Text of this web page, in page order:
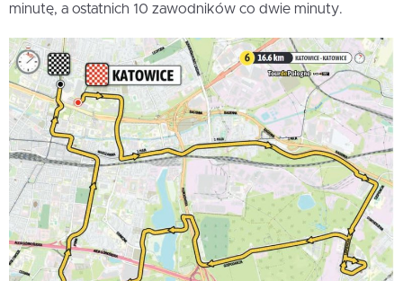
minutę, a ostatnich 10 zawodników co dwie minuty.